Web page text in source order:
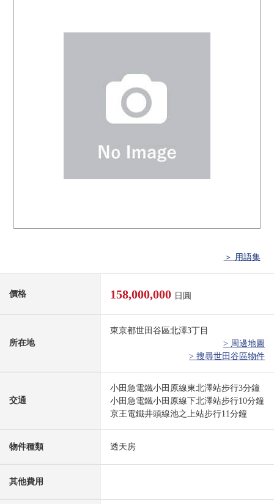
＞ 用語集
價格 158,000,000 日圓
所在地
東京都世田谷區北澤3丁目
> 周邊地圖
> 搜尋世田谷區物件
交通
小田急電鐵小田原線東北澤站步行3分鐘
小田急電鐵小田原線下北澤站步行10分鐘
京王電鐵井頭線池之上站步行11分鐘
物件種類 透天房
其他費用